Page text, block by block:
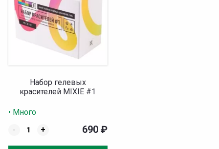
Набор гелевых
красителей MIXIE #1
• Много
-
+ 690 ₽